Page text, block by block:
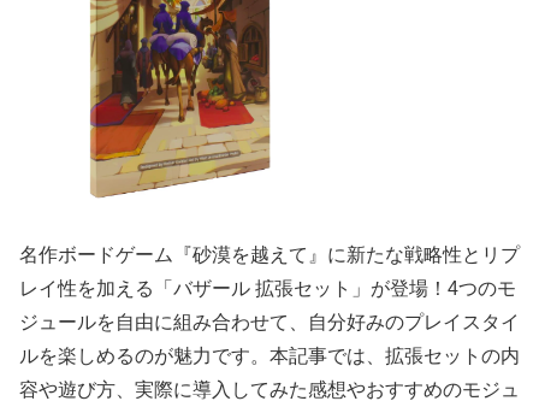
名作ボードゲーム『砂漠を越えて』に新たな戦略性とリプ
レイ性を加える「バザール 拡張セット」が登場！4つのモ
ジュールを自由に組み合わせて、自分好みのプレイスタイ
ルを楽しめるのが魅力です。本記事では、拡張セットの内
容や遊び方、実際に導入してみた感想やおすすめのモジュ